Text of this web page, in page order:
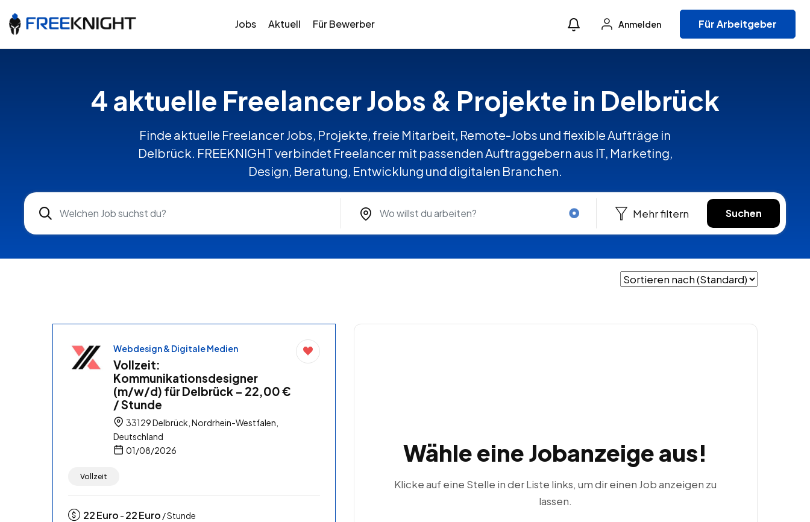
Jobs Aktuell Für Bewerber Anmelden Für Arbeitgeber
4 aktuelle Freelancer Jobs & Projekte in Delbrück
Finde aktuelle Freelancer Jobs, Projekte, freie Mitarbeit, Remote-Jobs und flexible Aufträge in
Delbrück. FREEKNIGHT verbindet Freelancer mit passenden Auftraggebern aus IT, Marketing,
Design, Beratung, Entwicklung und digitalen Branchen.
Mehr filtern Suchen
Webdesign & Digitale Medien
Vollzeit:
Kommunikationsdesigner
(m/w/d) für Delbrück – 22,00 €
/ Stunde
33129 Delbrück, Nordrhein-Westfalen,
Deutschland
01/08/2026
Vollzeit
22Euro - 22Euro / Stunde
Wähle eine Jobanzeige aus!
Klicke auf eine Stelle in der Liste links, um dir einen Job anzeigen zu
lassen.